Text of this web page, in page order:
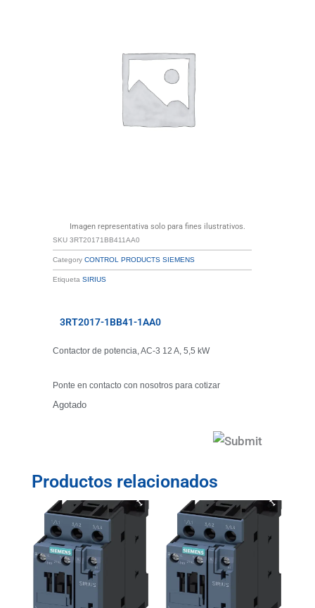
Imagen representativa solo para fines ilustrativos.
SKU 3RT20171BB411AA0
Category CONTROL PRODUCTS SIEMENS
Etiqueta SIRIUS
3RT2017-1BB41-1AA0
Contactor de potencia, AC-3 12 A, 5,5 kW
Ponte en contacto con nosotros para cotizar
Agotado
Productos relacionados